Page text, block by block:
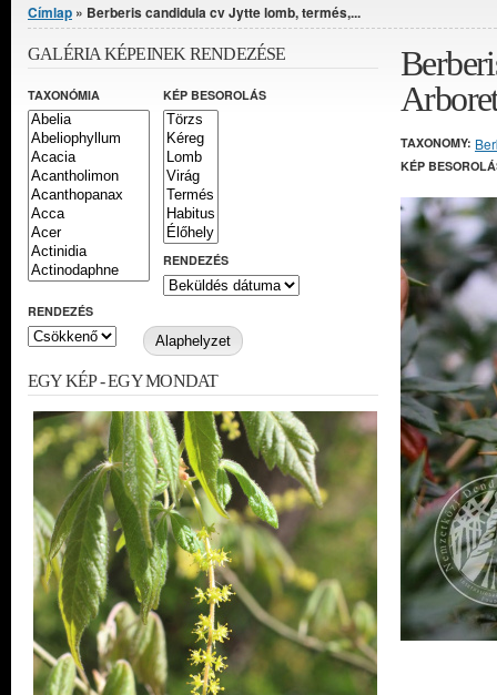
Jelenlegi hely
Címlap » Berberis candidula cv Jytte lomb, termés,...
TAXONOMY:
KÉP
GALÉRIA KÉPEINEK RENDEZÉSE
TAXONÓMIA KÉP BESOROLÁS
RENDEZÉS
RENDEZÉS
EGY KÉP - EGY MONDAT